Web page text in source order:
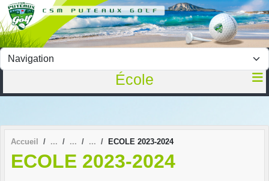
École
Accueil ECOLE 2023-2024
ECOLE 2023-2024
Panneau de gestion des cookies